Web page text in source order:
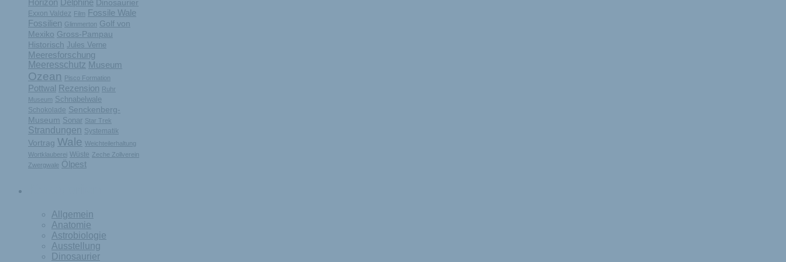
Delphine Dinosaurier
Exxon Valdez Film Fossile Wale
Fossilien Glimmerton Golf von
Mexiko Gross-Pampau
Historisch Jules Verne
Meeresforschung
Meeresschutz Museum
Ozean Pisco Formation
Pottwal Rezension Ruhr
Museum Schnabelwale
Schokolade Senckenberg-
Museum Sonar Star Trek
Strandungen Systematik
Vortrag Wale Weichteilerhaltung
Wortklauberei Wüste Zeche Zollverein
Zwergwale Ölpest
Allgemein
Anatomie
Astrobiologie
Ausstellung
Dinosaurier